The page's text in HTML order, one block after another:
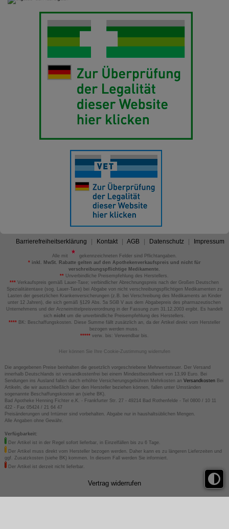
Barrierefreiheitserklärung Kontakt AGB Datenschutz Impressum
Alle mit
gekennzeichneten Felder sind Pflichtangaben.
*inkl. MwSt. Rabatte gelten auf den Apothekenverkaufspreis und nicht für
verschreibungspflichtige Medikamente.
** Unverbindliche Preisempfehlung des Herstellers.
*** Verkaufspreis gemäß Lauer-Taxe; verbindlicher Abrechnungspreis nach der Großen Deutschen
Spezialitätentaxe (sog. Lauer-Taxe) bei Abgabe von nicht verschreibungspflichtigen Medikamenten zu
Lasten der gesetzlichen Krankenversicherungen (z.B. bei Verschreibung des Medikaments an Kinder
unter 12 Jahren), die sich gemäß §129 Abs. 5a SGB V aus dem Abgabepreis des pharmazeutischen
Unternehmens und der Arzneimittelpreisverordnung in der Fassung zum 31.12.2003 ergibt. Es handelt
sich nicht um die unverbindliche Preisempfehlung des Herstellers.
****BK: Beschaffungskosten. Diese Summe fällt zusätzlich an, da der Artikel direkt vom Hersteller
bezogen werden muss.
*****verw. bis: Verwendbar bis.
Hier können Sie Ihre Cookie-Zustimmung widerrufen
Die angegebenen Preise beinhalten die gesetzlich vorgeschriebene Mehrwertsteuer. Der Versand
innerhalb Deutschlands ist versandkostenfrei bei einem Mindestbestellwert von 13,99 Euro. Bei
Sendungen ins Ausland fallen durch erhöhte Versicherungsgebühren Mehrkosten an VersandkostenBei
Artikeln, die wir ausschließlich über den Hersteller beziehen können, fallen unter Umständen
sogenannte Beschaffungskosten an (siehe BK).
Bad Apotheke Henning Fichter e.K. - Frankfurter Str. 27 - 49214 Bad Rothenfelde - Tel 0800 / 10 11
422 - Fax 05424 / 21 64 47
Preisänderungen und Irrtümer sind vorbehalten. Abgabe nur in haushaltsüblichen Mengen.
Alle Angaben ohne Gewähr.
Verfügbarkeit:
Der Artikel ist in der Regel sofort lieferbar, in Einzelfällen bis zu 6 Tage.
Der Artikel muss direkt vom Hersteller bezogen werden. Daher kann es zu längeren Lieferzeiten und
ggf. Zusatzkosten (siehe BK) kommen. In diesem Fall werden Sie informiert.
Der Artikel ist derzeit nicht lieferbar.
Vertrag widerrufen